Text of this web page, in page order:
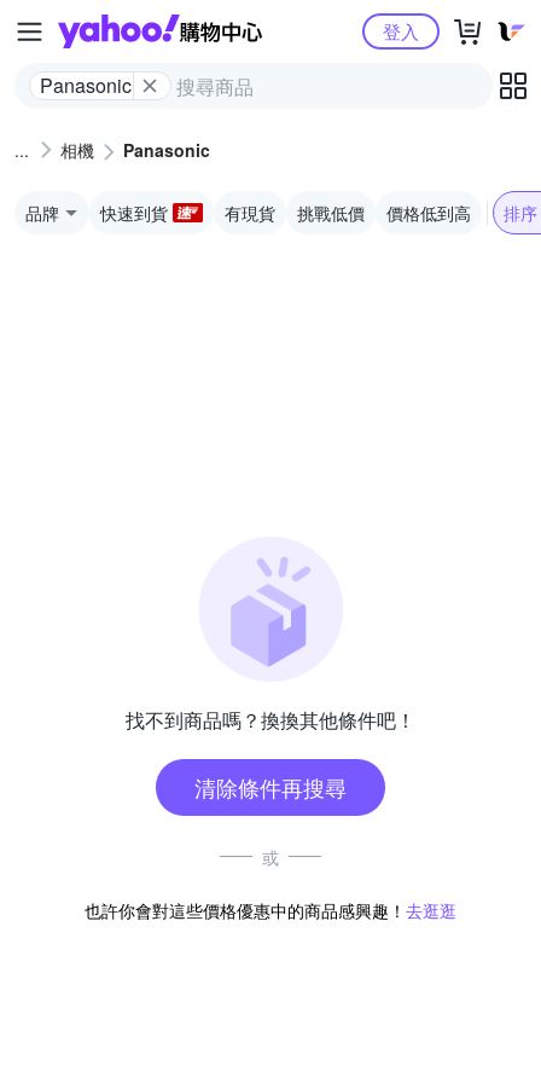
Yahoo購物中心
Panasonic
登入
相機 Panasonic
品牌 快速到貨 有現貨 挑戰低價 價格低到高 排序
找不到商品嗎？換換其他條件吧！
清除條件再搜尋
或
也許你會對這些價格優惠中的商品感興趣！ 去逛逛